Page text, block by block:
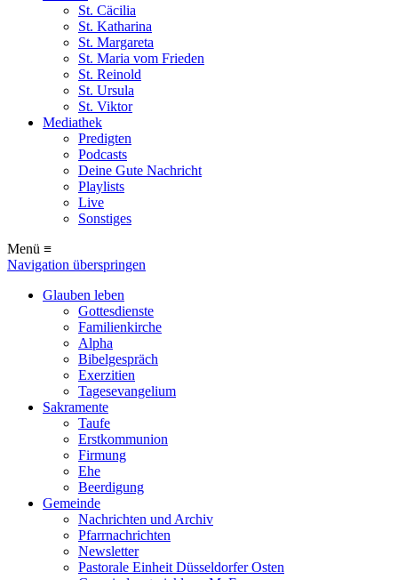
St. Cäcilia
St. Katharina
St. Margareta
St. Maria vom Frieden
St. Reinold
St. Ursula
St. Viktor
Mediathek
Predigten
Podcasts
Deine Gute Nachricht
Playlists
Live
Sonstiges
Menü ≡
Navigation überspringen
Glauben leben
Gottesdienste
Familienkirche
Alpha
Bibelgespräch
Exerzitien
Tagesevangelium
Sakramente
Taufe
Erstkommunion
Firmung
Ehe
Beerdigung
Gemeinde
Nachrichten und Archiv
Pfarrnachrichten
Newsletter
Pastorale Einheit Düsseldorfer Osten